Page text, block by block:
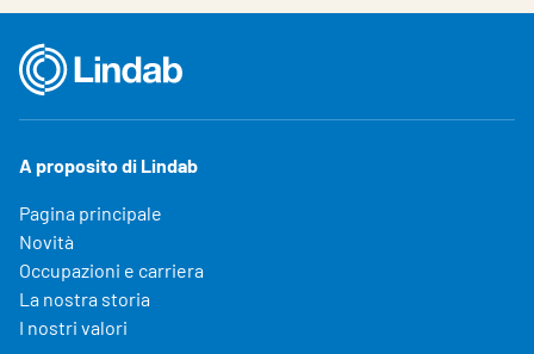
A proposito di Lindab
Pagina principale
Novità
Occupazioni e carriera
La nostra storia
I nostri valori